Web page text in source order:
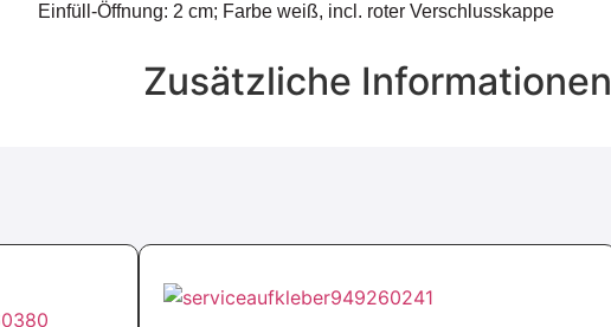
Einfüll-Öffnung: 2 cm; Farbe weiß, incl. roter Verschlusskappe
Zusätzliche Informationen